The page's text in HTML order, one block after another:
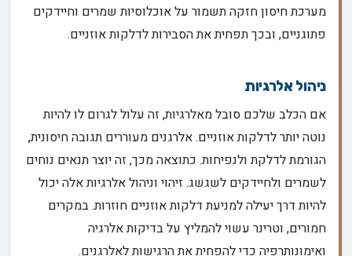
מערכת חיסון חזקה תשמור על אוכלוסיות שמרים וחיידקים
פתוגניים, ובכך תפחית את הסבירות לדלקות אוזניים.
ניהול אלרגיות
אם הכלב שלכם סובל מאלרגיות, זה עלול לגרום לו להיות
נוטה יותר לדלקות אוזניים. אלרגנים מעוררים תגובה חיסונית,
הגורמת לדלקת ולנפיחות. כתוצאה מכך, זה יוצר תנאים נוחים
לשמרים ולחיידקים לשגשג. זיהוי וניהול אלרגיות אלה יכול
להיות דרך יעילה למניעת דלקות אוזניים חוזרות. במקרים
חמורים, וטרינר עשוי להמליץ על בדיקות אלרגיה
ואימונותרפיה כדי להפחית את הרגישות לאלרגנים.